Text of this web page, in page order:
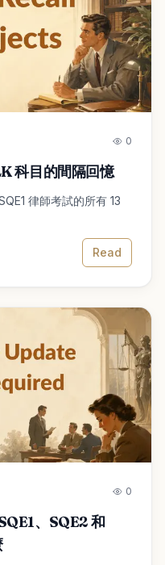
0
科目的間隔回憶
律師考試的所有 13
Read
0
、SQE2 和